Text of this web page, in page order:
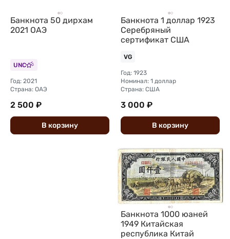
Банкнота 50 дирхам
2021 ОАЭ
UNC
Год: 2021
Страна: ОАЭ
2 500 ₽
В корзину
Банкнота 1 доллар 1923
Серебряный
сертификат США
VG
Год: 1923
Номинал: 1 доллар
Страна: США
3 000 ₽
В корзину
Банкнота 1000 юаней
1949 Китайская
республика Китай